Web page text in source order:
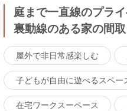
庭まで一直線のプラ
裏動線のある家の間
屋外で非日常感楽しむ
子どもが自由に遊べるスペー
在宅ワークスーペース